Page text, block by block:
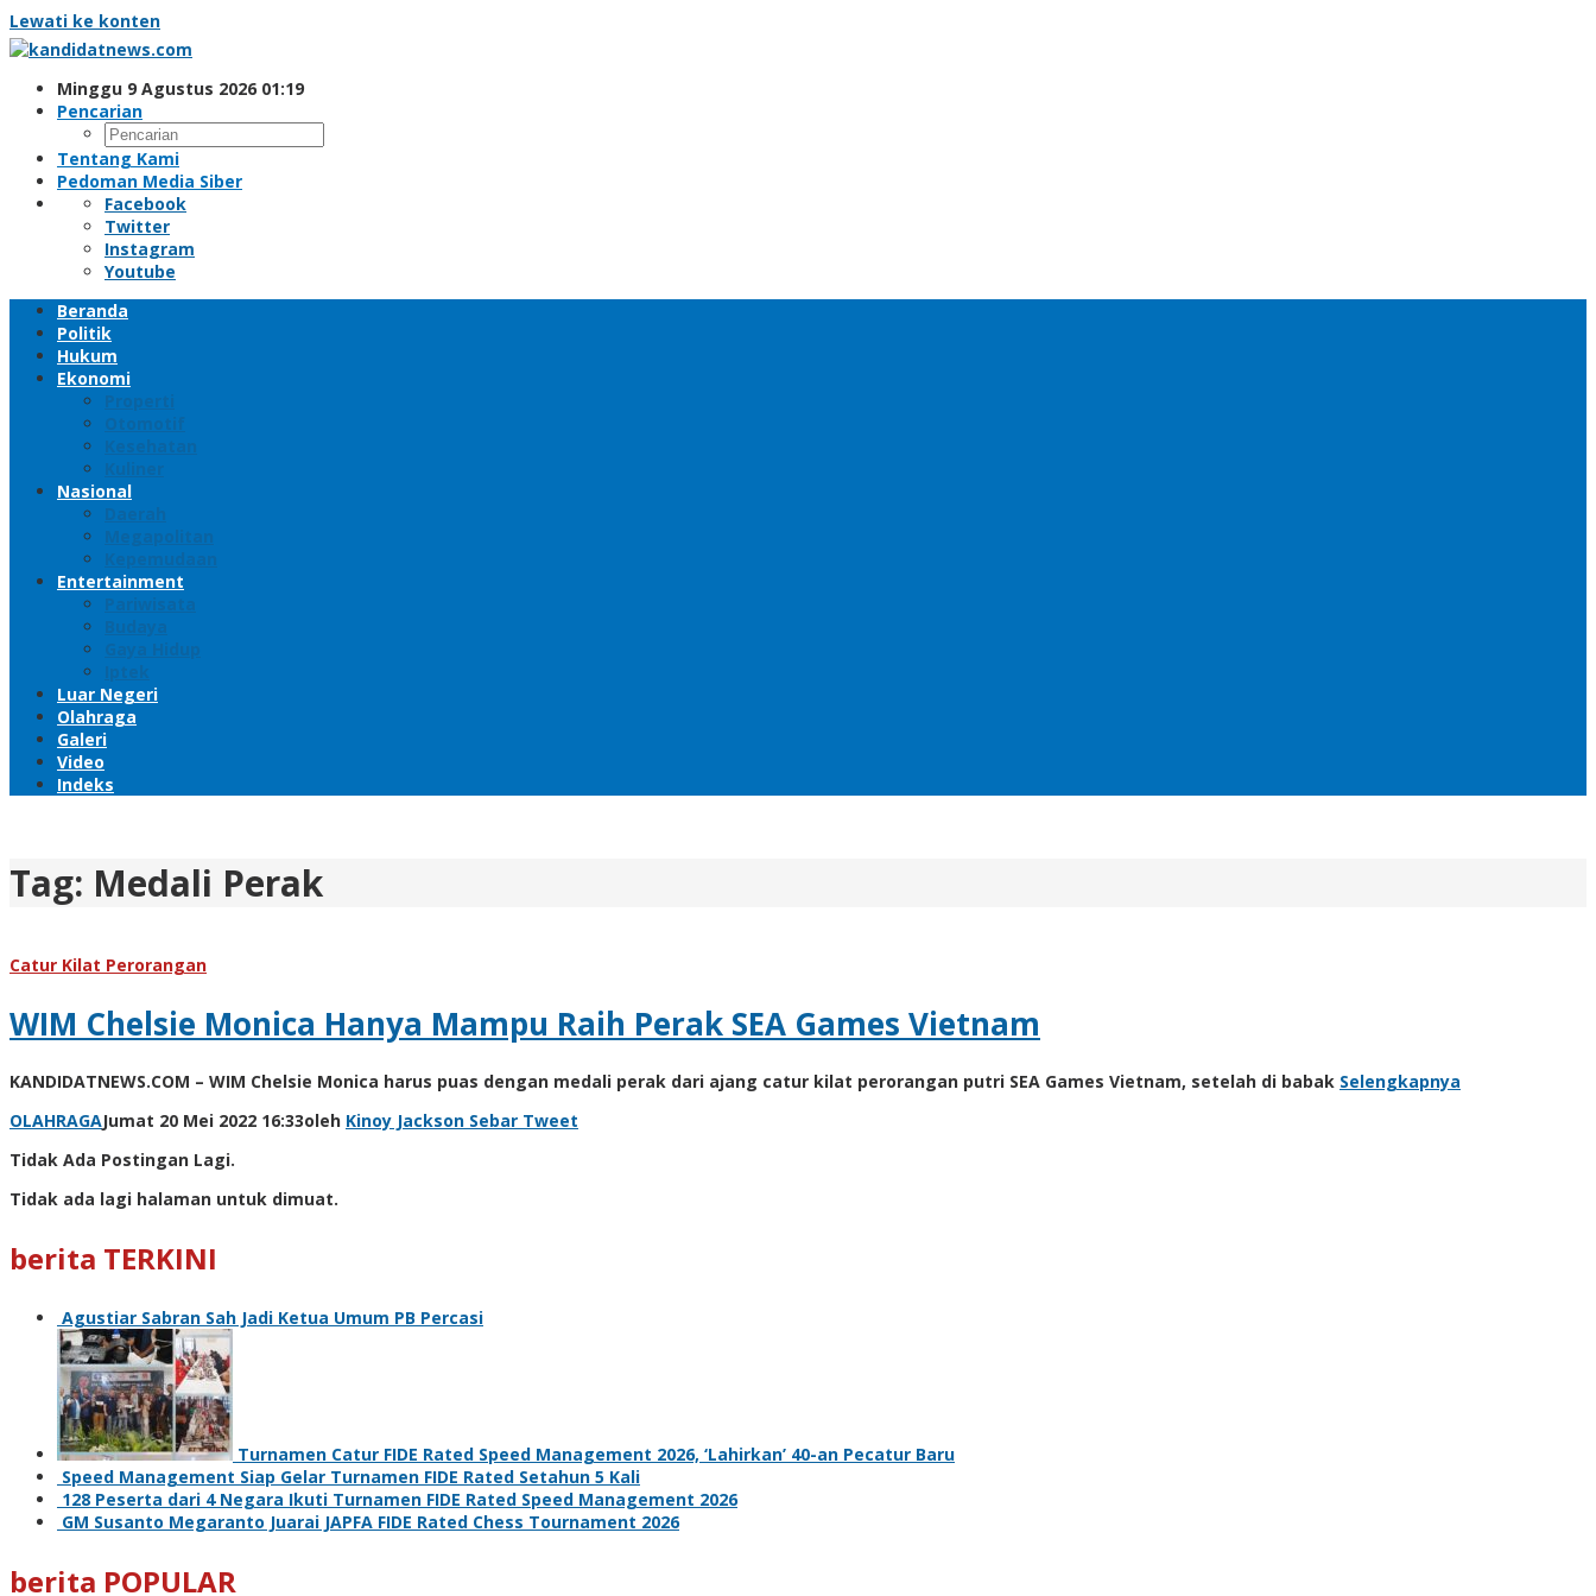
Lewati ke konten
Minggu 9 Agustus 2026 01:19
Pencarian
Tentang Kami
Pedoman Media Siber
Facebook
Twitter
Instagram
Youtube
Beranda
Politik
Hukum
Ekonomi
Properti
Otomotif
Kesehatan
Kuliner
Nasional
Daerah
Megapolitan
Kepemudaan
Entertainment
Pariwisata
Budaya
Gaya Hidup
Iptek
Luar Negeri
Olahraga
Galeri
Video
Indeks
Tag: Medali Perak
Catur Kilat Perorangan
WIM Chelsie Monica Hanya Mampu Raih Perak SEA Games Vietnam
KANDIDATNEWS.COM – WIM Chelsie Monica harus puas dengan medali perak dari ajang catur kilat perorangan putri SEA Games Vietnam, setelah di babak Selengkapnya
OLAHRAGAJumat 20 Mei 2022 16:33oleh Kinoy Jackson Sebar Tweet
Tidak Ada Postingan Lagi.
Tidak ada lagi halaman untuk dimuat.
berita TERKINI
Agustiar Sabran Sah Jadi Ketua Umum PB Percasi
Turnamen Catur FIDE Rated Speed Management 2026, ‘Lahirkan’ 40-an Pecatur Baru
Speed Management Siap Gelar Turnamen FIDE Rated Setahun 5 Kali
128 Peserta dari 4 Negara Ikuti Turnamen FIDE Rated Speed Management 2026
GM Susanto Megaranto Juarai JAPFA FIDE Rated Chess Tournament 2026
berita POPULAR